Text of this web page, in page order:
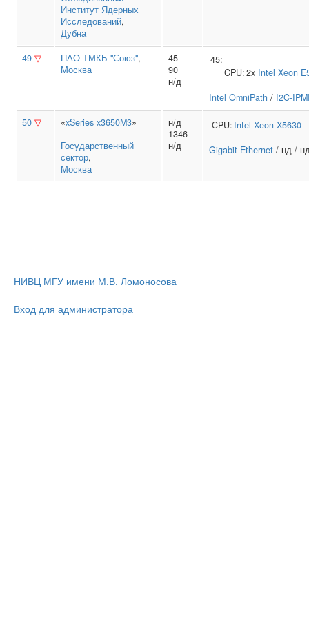
Институт Ядерных
Исследований,
Дубна
49 ▽ ПАО ТМКБ "Союз",
Москва
45
90
н/д
45:
CPU:2x Intel Xeon
Intel OmniPath / I2C-
50 ▽ «xSeries x3650M3»
Государственный
сектор,
Москва
н/д
1346
н/д
CPU: Intel Xeon X5630
Gigabit Ethernet / нд /
НИВЦ МГУ имени М.В. Ломоносова
Вход для администратора